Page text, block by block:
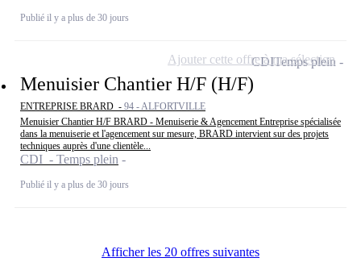
Publié il y a plus de 30 jours
Menuisier Chantier H/F (H/F)
ENTREPRISE BRARD - 94 - ALFORTVILLE
Menuisier Chantier H/F BRARD - Menuiserie & Agencement Entreprise spécialisée
dans la menuiserie et l'agencement sur mesure, BRARD intervient sur des projets
techniques auprès d'une clientèle...
CDI - Temps plein
Publié il y a plus de 30 jours
CDITemps plein
Ajouter cette offre à ma sélection
Afficher les 20 offres suivantes